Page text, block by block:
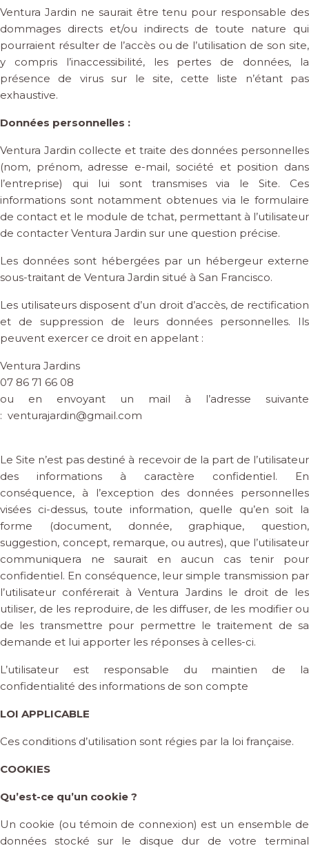
Ventura Jardin ne saurait être tenu pour responsable des
dommages directs et/ou indirects de toute nature qui
pourraient résulter de l’accès ou de l’utilisation de son site,
y compris l’inaccessibilité, les pertes de données, la
présence de virus sur le site, cette liste n’étant pas
exhaustive.
Données personnelles :
Ventura Jardin collecte et traite des données personnelles
(nom, prénom, adresse e-mail, société et position dans
l’entreprise) qui lui sont transmises via le Site. Ces
informations sont notamment obtenues via le formulaire
de contact et le module de tchat, permettant à l’utilisateur
de contacter Ventura Jardin sur une question précise.
Les données sont hébergées par un hébergeur externe
sous-traitant de Ventura Jardin situé à San Francisco.
Les utilisateurs disposent d’un droit d’accès, de rectification
et de suppression de leurs données personnelles. Ils
peuvent exercer ce droit en appelant :
Ventura Jardins
07 86 71 66 08
ou en envoyant un mail à l’adresse suivante
: venturajardin@gmail.com
Le Site n’est pas destiné à recevoir de la part de l’utilisateur
des informations à caractère confidentiel. En
conséquence, à l’exception des données personnelles
visées ci-dessus, toute information, quelle qu’en soit la
forme (document, donnée, graphique, question,
suggestion, concept, remarque, ou autres), que l’utilisateur
communiquera ne saurait en aucun cas tenir pour
confidentiel. En conséquence, leur simple transmission par
l’utilisateur conférerait à Ventura Jardins le droit de les
utiliser, de les reproduire, de les diffuser, de les modifier ou
de les transmettre pour permettre le traitement de sa
demande et lui apporter les réponses à celles-ci.
L’utilisateur est responsable du maintien de la
confidentialité des informations de son compte
LOI APPLICABLE
Ces conditions d’utilisation sont régies par la loi française.
COOKIES
Qu’est-ce qu’un cookie ?
Un cookie (ou témoin de connexion) est un ensemble de
données stocké sur le disque dur de votre terminal